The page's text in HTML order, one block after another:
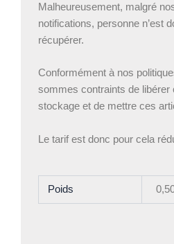
Malheureusement, malgré
notifications, personne n’est
récupérer.
Conformément à nos
sommes contraints de libérer
stockage et de mettre ces
Le tarif est donc pour cela
Poids